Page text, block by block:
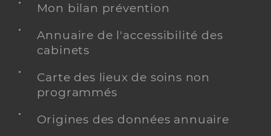
Mon bilan prévention
Annuaire de l'accessibilité des
cabinets
Carte des lieux de soins non
programmés
Origines des données annuaire